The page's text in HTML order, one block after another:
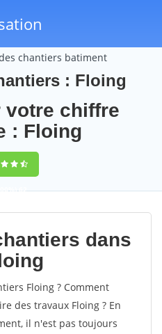
chantiers batiment
: Floing
votre chiffre
: Floing
62
dans
Floing ? Comment
des travaux Floing ? En
il n'est pas toujours